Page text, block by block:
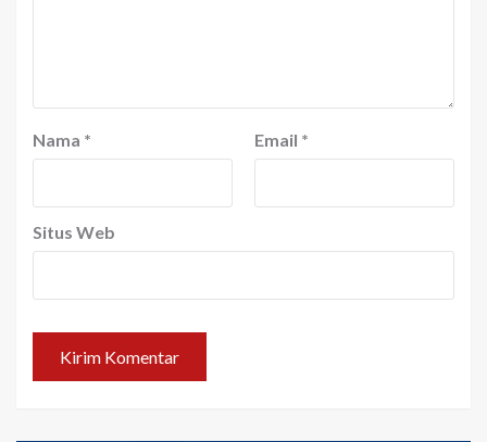
Nama * Email *
Situs Web